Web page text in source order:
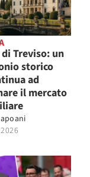
Treviso: un
storico
ad
il mercato